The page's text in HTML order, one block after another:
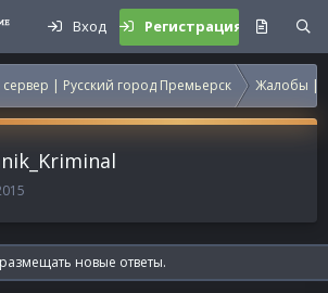
Вход Регистрация
| Русский город Премьерск Жалобы |
новые ответы.